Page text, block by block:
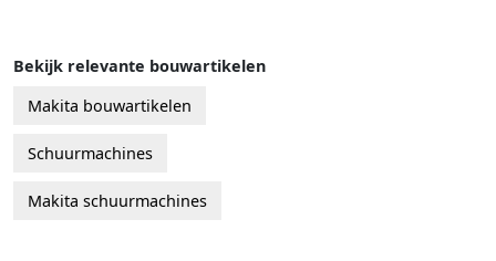
Bekijk relevante bouwartikelen
Makita bouwartikelen
Schuurmachines
Makita schuurmachines